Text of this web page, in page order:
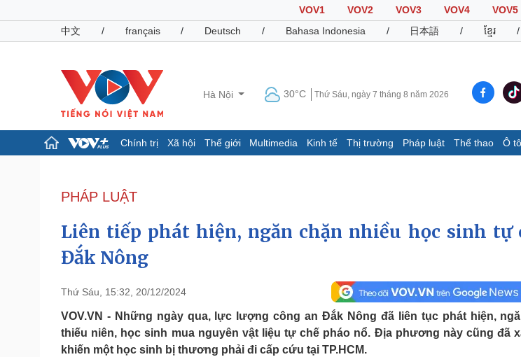
VOV1 VOV2 VOV3 VOV4 VOV5
中文
/ français / Deutsch / Bahasa Indonesia / 日本語 / ខ្មែរ /
Hà Nội 30°C Thứ Sáu, ngày 7 tháng 8 năm 2026
Chính trị Xã hội Thế giới Multimedia Kinh tế Thị trường Pháp luật Thể thao Ô
Đảng
Tổ chức nhân sự
Nhận diện sự thật
Dấu ấn VOV
Pháp luật
Tin nóng
Tư vấn luật
Việt Nam
Phân tích
Thể thao
Lịch thi đấu bóng đá
Thế giới thể thao
eSports
Ô tô -
Xe máy
Tư vấn
PHÁP LUẬT
Liên tiếp phát hiện, ngăn chặn nhiều học sinh tự
Đắk Nông
Thứ Sáu, 15:32, 20/12/2024
VOV.VN - Những ngày qua, lực lượng công an Đắk Nông đã liên tục phát hiện,
thiếu niên, học sinh mua nguyên vật liệu tự chế pháo nổ. Địa phương này cũng đã
khiến một học sinh bị thương phải đi cấp cứu tại TP.HCM.